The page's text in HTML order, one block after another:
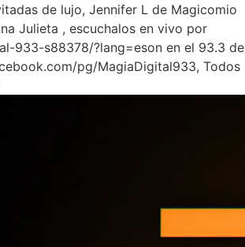
de lujo, Jennifer L de Magicomio
Julieta , escuchalos en vivo por
933-s88378/?lang=eson en el 93.3 de
pg/MagiaDigital933, Todos